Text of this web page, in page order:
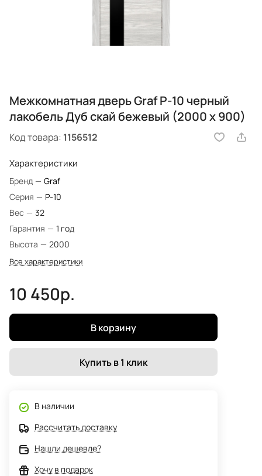
Межкомнатная дверь Graf P-10 черный
лакобель Дуб скай бежевый (2000 х 900)
Код товара: 1156512
Характеристики
Бренд — Graf
Серия — P-10
Вес — 32
Гарантия — 1 год
Высота — 2000
Все характеристики
10 450р.
В корзину
Купить в 1 клик
В наличии
Рассчитать доставку
Нашли дешевле?
Хочу в подарок